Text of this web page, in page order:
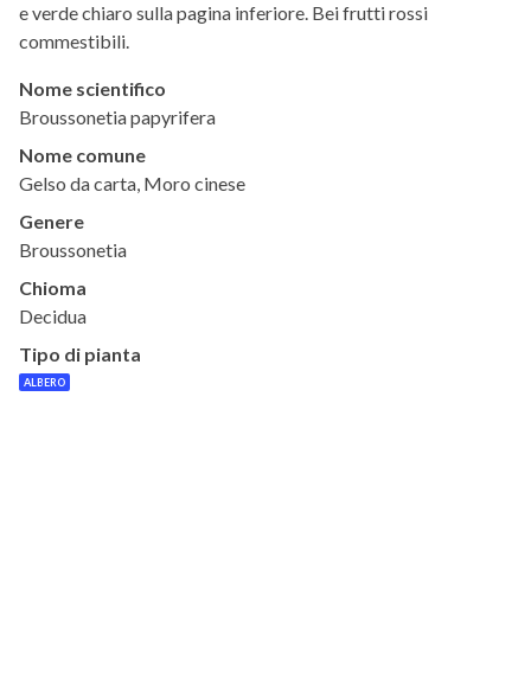
e verde chiaro sulla pagina inferiore. Bei frutti rossi
commestibili.
Nome scientifico
Broussonetia papyrifera
Nome comune
Gelso da carta, Moro cinese
Genere
Broussonetia
Chioma
Decidua
Tipo di pianta
ALBERO